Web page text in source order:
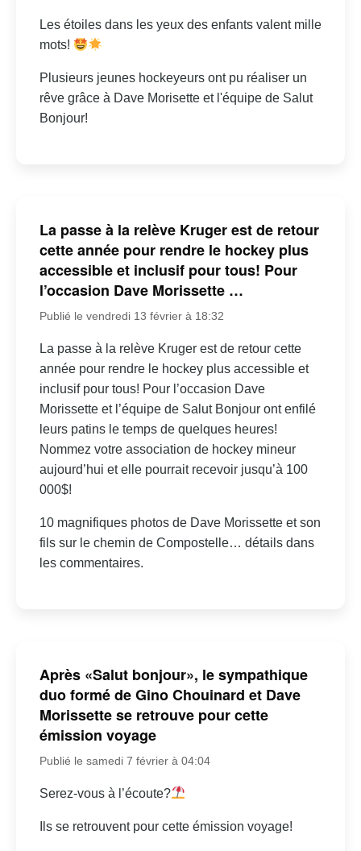
Les étoiles dans les yeux des enfants valent mille
mots!
Plusieurs jeunes hockeyeurs ont pu réaliser un
rêve grâce à Dave Morisette et l'équipe de Salut
Bonjour!
La passe à la relève Kruger est de retour
cette année pour rendre le hockey plus
accessible et inclusif pour tous! Pour
l’occasion Dave Morissette …
Publié le vendredi 13 février à 18:32
La passe à la relève Kruger est de retour cette
année pour rendre le hockey plus accessible et
inclusif pour tous! Pour l’occasion Dave
Morissette et l’équipe de Salut Bonjour ont enfilé
leurs patins le temps de quelques heures!
Nommez votre association de hockey mineur
aujourd’hui et elle pourrait recevoir jusqu’à 100
000$!
10 magnifiques photos de Dave Morissette et son
fils sur le chemin de Compostelle… détails dans
les commentaires.
Après «Salut bonjour», le sympathique
duo formé de Gino Chouinard et Dave
Morissette se retrouve pour cette
émission voyage
Publié le samedi 7 février à 04:04
Serez-vous à l’écoute?
Ils se retrouvent pour cette émission voyage!